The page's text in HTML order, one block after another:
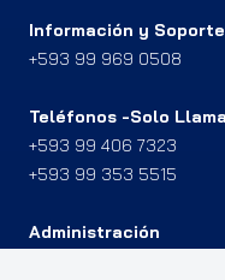
Información y
+593 99 969 0508
Teléfonos -Solo
+593 99 406 7323
+593 99 353 5515
Administración